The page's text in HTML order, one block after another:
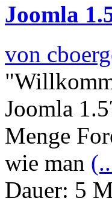
Joomla
von
Joomla
Menge
wie man
Dauer: 5